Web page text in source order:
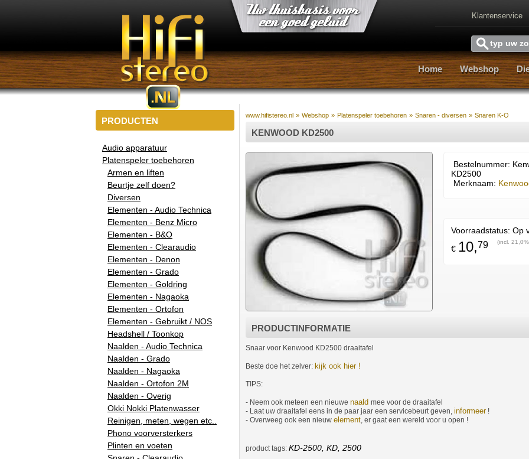
Klantenservice
Home Webshop
Home Webshop
PRODUCTEN
Audio apparatuur
Platenspeler toebehoren
Armen en liften
Beurtje zelf doen?
Diversen
Elementen - Audio Technica
Elementen - Benz Micro
Elementen - B&O
Elementen - Clearaudio
Elementen - Denon
Elementen - Grado
Elementen - Goldring
Elementen - Nagaoka
Elementen - Ortofon
Elementen - Gebruikt / NOS
Headshell / Toonkop
Naalden - Audio Technica
Naalden - Grado
Naalden - Nagaoka
Naalden - Ortofon 2M
Naalden - Overig
Okki Nokki Platenwasser
Reinigen, meten, wegen etc..
Phono voorversterkers
Plinten en voeten
www.hifistereo.nl » Webshop » Platenspeler toebehoren » Snaren - diversen » Snaren K-O
KENWOOD KD2500
Bestelnummer:
KD2500
Merknaam:
Voorraadstatus: Op
€ 10,79 (incl.
PRODUCTINFORMATIE
Snaar voor Kenwood KD2500 draaitafel
Beste doe het zelver: kijk ook hier !
TIPS:
- Neem ook meteen een nieuwe naald mee voor de draaitafel
- Laat uw draaitafel eens in de paar jaar een servicebeurt geven, informeer!
- Overweeg ook een nieuw element , er gaat een wereld voor u open !
product tags: KD-2500, KD, 2500